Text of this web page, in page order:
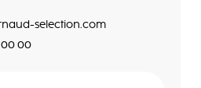
selection.com
00 00